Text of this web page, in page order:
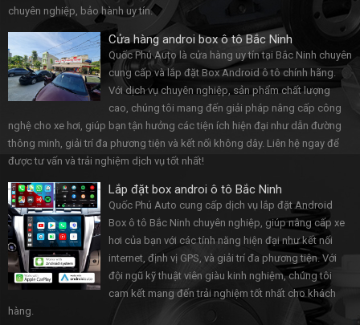
chuyên nghiệp, bảo hành uy tín.
Cửa hàng androi box ô tô Bắc Ninh
Quốc Phú Auto là cửa hàng uy tín tại Bắc Ninh chuyên
cung cấp và lắp đặt Box Android ô tô chính hãng.
Với dịch vụ chuyên nghiệp, sản phẩm chất lượng
cao, chúng tôi mang đến giải pháp nâng cấp công
nghệ cho xe hơi, giúp bạn tận hưởng các tiện ích hiện đại như dẫn đường
thông minh, giải trí đa phương tiện và kết nối không dây. Liên hệ ngay để
được tư vấn và trải nghiệm dịch vụ tốt nhất!
Lắp đặt box androi ô tô Bắc Ninh
Quốc Phú Auto cung cấp dịch vụ lắp đặt Android
Box ô tô Bắc Ninh chuyên nghiệp, giúp nâng cấp xe
hơi của bạn với các tính năng hiện đại như kết nối
internet, định vị GPS, và giải trí đa phương tiện. Với
đội ngũ kỹ thuật viên giàu kinh nghiệm, chúng tôi
cam kết mang đến trải nghiệm tốt nhất cho khách
hàng.